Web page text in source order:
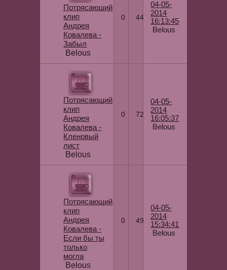
Потрясающий
клип
Андрея
Ковалева -
Забыл
Belous
0 44
04-05-
2014
16:13:45
Belous
Потрясающий
клип
Андрея
Ковалева -
Кленовый
лист
Belous
0 72
04-05-
2014
16:05:37
Belous
Потрясающий
клип
Андрея
Ковалева -
Если бы ты
только
могла
Belous
0 49
04-05-
2014
15:34:41
Belous